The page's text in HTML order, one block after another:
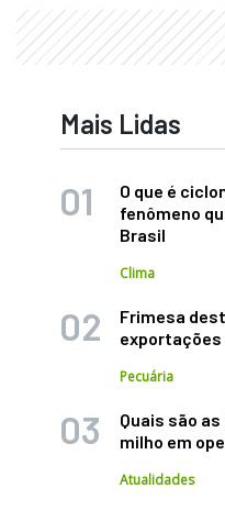
Mais Lidas
O que é
fenômeno
Brasil
Clima
Frimesa
exportações
Pecuária
Quais são
milho em
Atualidades